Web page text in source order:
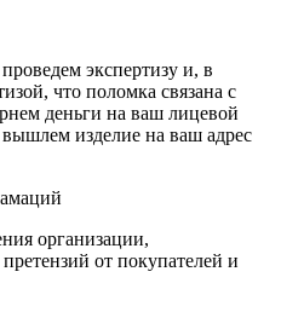
экспертизу и, в
что поломка связана с
деньги на ваш лицевой
изделие на ваш адрес
организации,
от покупателей и